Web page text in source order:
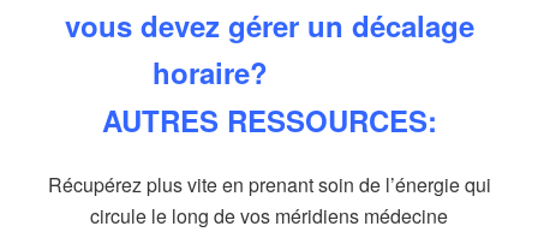
vous devez gérer un décalage
horaire?
AUTRES RESSOURCES:
Récupérez plus vite en prenant soin de l’énergie qui
circule le long de vos méridiens médecine